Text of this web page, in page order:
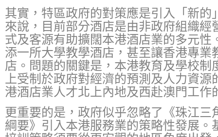
其實，特區政府的對策應是引入「新的
來說，目前部分酒店是由非政府組織經
式及客源有助擴闊本港酒店業的多元性
添一所大學教學酒店，甚至讓香港專業
店。問題的關鍵是，本港教育及學校制
上受制於政府對經濟的預測及人力資
港酒店業人才北上內地及西赴澳門工作
更重要的是，政府似乎忽略了《珠江三
綱要》引入本港服務業的策略性發展。